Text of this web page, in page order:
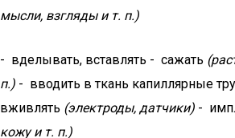
мысли, взгляды и т. п.)
- вделывать, вставлять - сажать
п.) - вводить в ткань капиллярные
вживлять (электроды, датчики) -
кожу и т. п.)